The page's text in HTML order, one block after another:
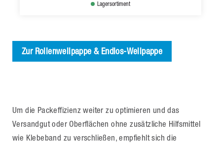
Lagersortiment
Zur Rollenwellpappe & Endlos-Wellpappe
Um die Packeffizienz weiter zu optimieren und das
Versandgut oder Oberflächen ohne zusätzliche Hilfsmittel
wie Klebeband zu verschließen, empfiehlt sich die